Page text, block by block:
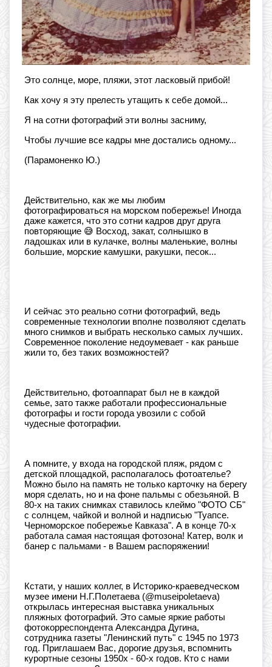
Это солнце, море, пляжи, этот ласковый прибой!
Как хочу я эту прелесть утащить к себе домой...
Я на сотни фотографий эти волны засниму,
Чтобы лучшие все кадры мне достались одному...
(Парамоненко Ю.)
Действительно, как же мы любим
фотографироваться на морском побережье! Иногда
даже кажется, что это сотни кадров друг друга
повторяющие 😅 Восход, закат, солнышко в
ладошках или в кулачке, волны маленькие, волны
большие, морские камушки, ракушки, песок...
И сейчас это реально сотни фотографий, ведь
современные технологии вполне позволяют сделать
много снимков и выбрать несколько самых лучших.
Современное поколение недоумевает - как раньше
жили то, без таких возможностей?
Действительно, фотоаппарат был не в каждой
семье, зато также работали профессиональные
фотографы и гости города увозили с собой
чудесные фотографии.
А помните, у входа на городской пляж, рядом с
детской площадкой, располагалось фотоателье?
Можно было на память не только карточку на берегу
моря сделать, но и на фоне пальмы с обезьяной. В
80-х на таких снимках ставилось клеймо "ФОТО СБ"
с солнцем, чайкой и волной и надписью "Туапсе.
Черноморское побережье Кавказа". А в конце 70-х
работала самая настоящая фотозона! Катер, волк и
банер с пальмами - в Вашем распоряжении!
Кстати, у наших коллег, в Историко-краеведческом
музее имени Н.Г.Полетаева (@museipoletaeva)
открылась интересная выставка уникальных
пляжных фотографий. Это самые яркие работы
фотокорреспондента Александра Дугина,
сотрудника газеты "Ленинский путь" с 1945 по 1973
год. Приглашаем Вас, дорогие друзья, вспомнить
курортные сезоны 1950х - 60-х годов. Кто с нами